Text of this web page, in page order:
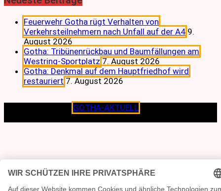
Feuerwehr Gotha rügt Verhalten von
Verkehrsteilnehmern nach Unfall auf der A4 9.
August 2026
Gotha: Tribünenrückbau und Baumfällungen am
Westring-Sportplatz 7. August 2026
Gotha: Denkmal auf dem Hauptfriedhof wird
restauriert 7. August 2026
GOTHA-AKTUELL
Lokalen verpflichtet.